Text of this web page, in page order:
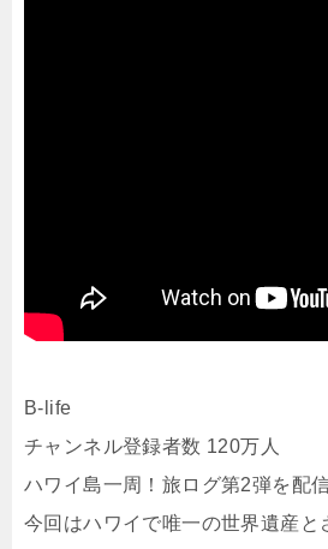
B-life
チャンネル登録者数 120万人
ハワイ島一周！旅ログ第2弾を配
今回はハワイで唯一の世界遺産と